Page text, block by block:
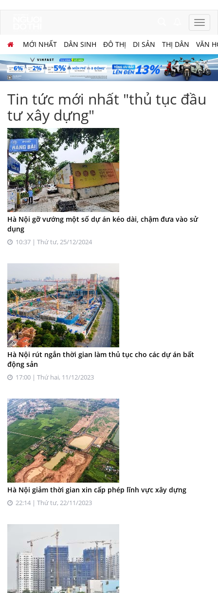
MỚI NHẤT DÂN SINH ĐÔ THỊ DI SẢN THỊ DÂN VĂN
Tin tức mới nhất "thủ tục đầu
tư xây dựng"
Hà Nội gỡ vướng một số dự án kéo dài, chậm đưa vào sử
dụng
10:37 | Thứ tư, 25/12/2024
Hà Nội rút ngắn thời gian làm thủ tục cho các dự án bất
động sản
17:00 | Thứ hai, 11/12/2023
Hà Nội giảm thời gian xin cấp phép lĩnh vực xây dựng
22:14 | Thứ tư, 22/11/2023